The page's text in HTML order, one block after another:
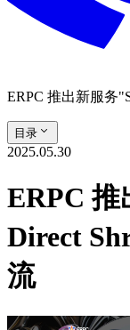
ERPC 推出新服务
目录
2025.05.30
ERPC
Direct
流